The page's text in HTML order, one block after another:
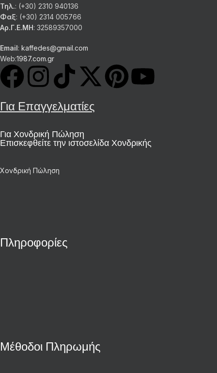
Τηλ.: (+30) 2310 940136
Φαξ: (+30) 2314 005766
Αρ.Γ.Ε.ΜΗ: 32589357000
Email: kaffedes@gmail.com
Web:1987.com.gr
Για Επαγγελματίες
Για Χονδρική Πώληση
Επισκεφθείτε την ιστοσελίδα Χονδρικής
Χονδρική Πώληση
Πληροφορίες
Μέθοδοι Πληρωμής